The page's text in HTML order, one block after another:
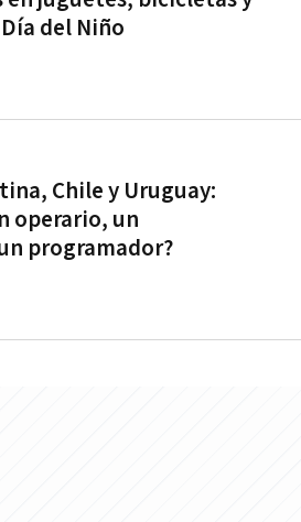
del Niño
Chile y Uruguay:
operario, un
programador?